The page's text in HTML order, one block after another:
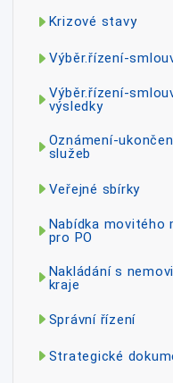
Krizové stavy
Výběr.řízení-
Výběr.řízení-
výsledky
Oznámení-
služeb
Veřejné sbírky
Nabídka movitého
pro PO
Nakládání s
kraje
Správní řízení
Strategické